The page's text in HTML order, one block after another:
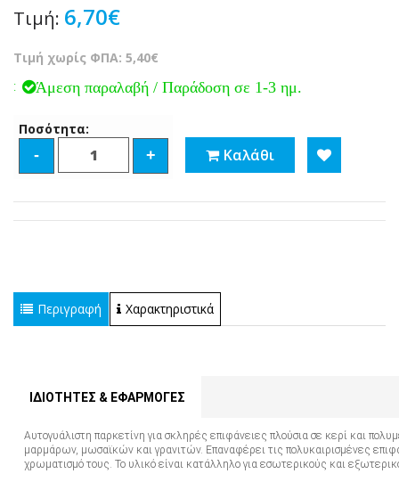
Τιμή: 6,70€
Τιμή χωρίς ΦΠΑ: 5,40€
:
Άμεση παραλαβή / Παράδοση σε 1-3 ημ.
Ποσότητα:
- + Καλάθι
Περιγραφή Χαρακτηριστικά
ΙΔΙΟΤΗΤΕΣ & ΕΦΑΡΜΟΓΕΣ
Αυτογυάλιστη παρκετίνη για σκληρές επιφάνειες πλούσια σε κερί και
μαρμάρων, μωσαϊκών και γρανιτών. Επαναφέρει τις πολυκαιρισμένες
χρωματισμό τους. Το υλικό είναι κατάλληλο για εσωτερικούς και